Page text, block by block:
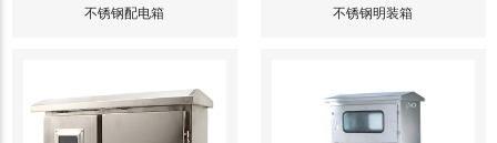
不锈钢配电箱 不锈钢明装箱